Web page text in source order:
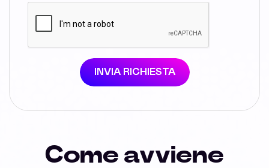
INVIA RICHIESTA
Come avviene